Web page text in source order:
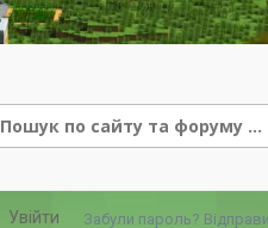
Увійти Забули пароль?